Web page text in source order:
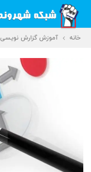
خانه آموزش گزارش نویسی